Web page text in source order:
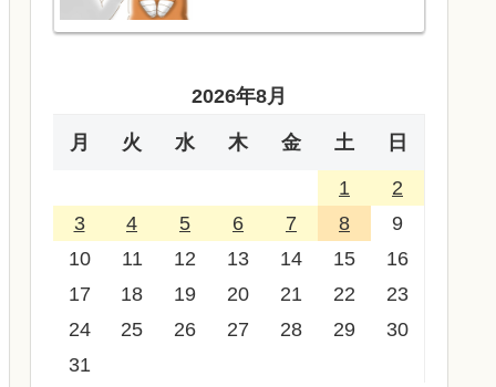
2026年8月
月 火 水 木 金 土 日
1
2
3
4 5 6 7 8
9
10
11 12 13 14 15
16
17
18 19 20 21 22
23
24
25 26 27 28 29
30
31